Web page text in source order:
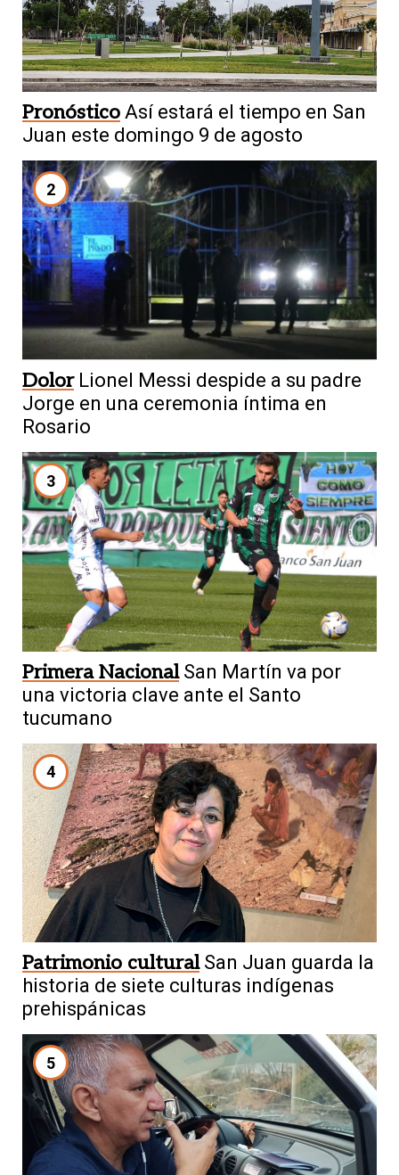
Pronóstico Así estará el tiempo en San
Juan este domingo 9 de agosto
2
Dolor Lionel Messi despide a su padre
Jorge en una ceremonia íntima en
Rosario
3
Primera Nacional San Martín va por
una victoria clave ante el Santo
tucumano
4
Patrimonio cultural San Juan guarda la
historia de siete culturas indígenas
prehispánicas
5